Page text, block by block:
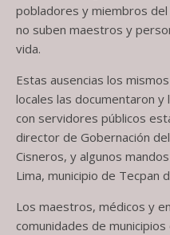
pobladores y miembros
no suben maestros y
vida.
Estas ausencias los
locales las documentaron y
con servidores públicos
director de Gobernación
Cisneros, y algunos
Lima, municipio de Tecpan
Los maestros, médicos y
comunidades de